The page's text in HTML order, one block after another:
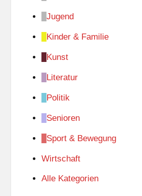
Jugend
Kinder & Familie
Kunst
Literatur
Politik
Senioren
Sport & Bewegung
Wirtschaft
Alle Kategorien